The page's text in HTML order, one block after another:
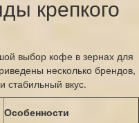
крепкого
выбор кофе в зернах для
несколько брендов,
стабильный вкус.
Особенности